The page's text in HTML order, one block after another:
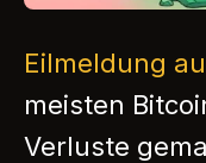
Eilmeldung
meisten
Verluste